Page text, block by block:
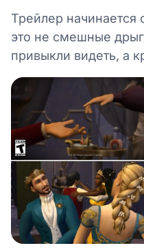
Трейлер
это не смешные
привыкли видеть, а